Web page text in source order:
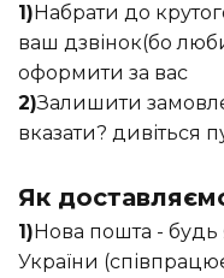
1)Набрати до
ваш дзвінок(бо
оформити за вас
2)Залишити
вказати? дивіться
Як
1)Нова пошта -
України